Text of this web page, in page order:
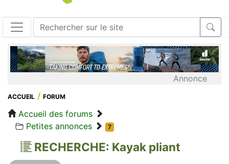
Annonce
ACCUEIL FORUM
Accueil des forums
Petites annonces
7
RECHERCHE: Kayak pliant